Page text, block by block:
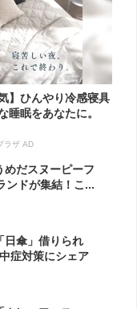
】ひんやり冷感寝具
睡眠をあなたに。
ラザ AD
めだスヌーピーフ
ンドが集結！こ...
日傘」借りられ
症対策にシェア